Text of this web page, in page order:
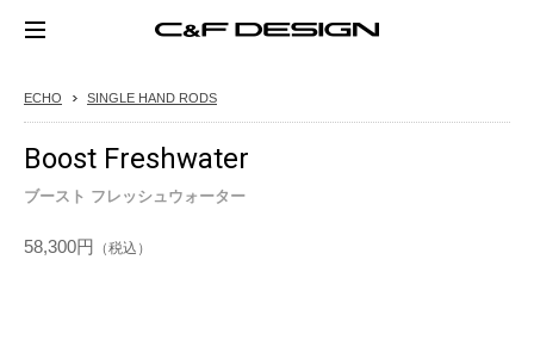
ECHO SINGLE HAND RODS
Boost Freshwater
ブースト フレッシュウォーター
58,300円 （税込）